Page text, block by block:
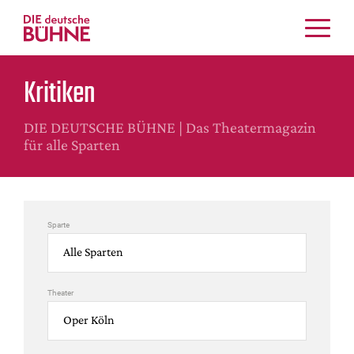
Schauspiel
Tanz
Festivals & Veranstaltungen
Menschen & Theater
Internationales
Nachrufe
Medientipps
Kritiken
DIE DEUTSCHE BÜHNE | Das Theatermagazin
für alle Sparten
Sparte
Theater